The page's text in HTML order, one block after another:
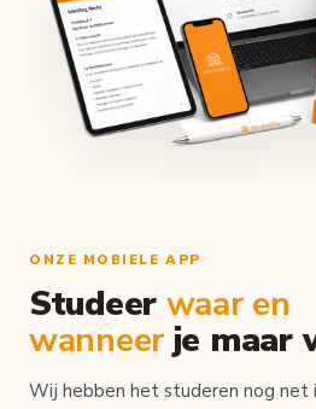
ONZE MOBIELE APP
Studeer waar en
wanneerje maar
Wij hebben het studeren nog net